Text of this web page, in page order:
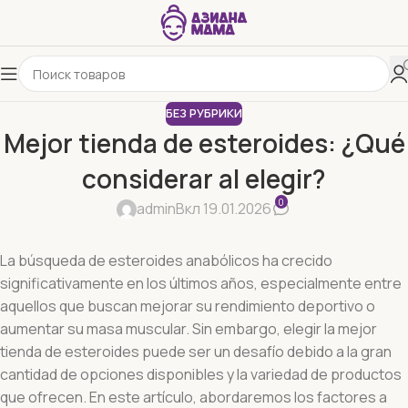
БЕЗ РУБРИКИ
Mejor tienda de esteroides: ¿Qué
considerar al elegir?
adminВкл 19.01.2026 0
La búsqueda de esteroides anabólicos ha crecido
significativamente en los últimos años, especialmente entre
aquellos que buscan mejorar su rendimiento deportivo o
aumentar su masa muscular. Sin embargo, elegir la mejor
tienda de esteroides puede ser un desafío debido a la gran
cantidad de opciones disponibles y la variedad de productos
que ofrecen. En este artículo, abordaremos los factores a